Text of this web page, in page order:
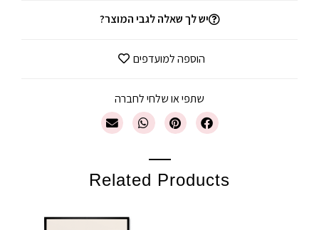
יש לך שאלה לגבי המוצר?
הוספה למועדפים
שתפי או שלחי לחברה
Related Products